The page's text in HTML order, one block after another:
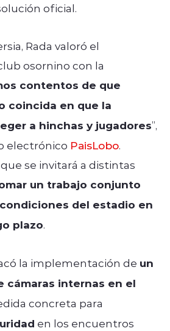
oficial.
Rada valoró el
osornino con la
contentos de que
coincida en que la
a hinchas y jugadores”,
electrónico PaisLobo.
se invitará a distintas
un trabajo conjunto
del estadio en
plazo.
la implementación de un
cámaras internas en el
concreta para
en los encuentros